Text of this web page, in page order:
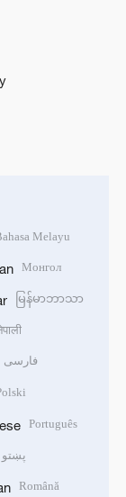
Melayu
Монгол
မြန်မာဘာသာ
فارسی
Português
پښتو
Română